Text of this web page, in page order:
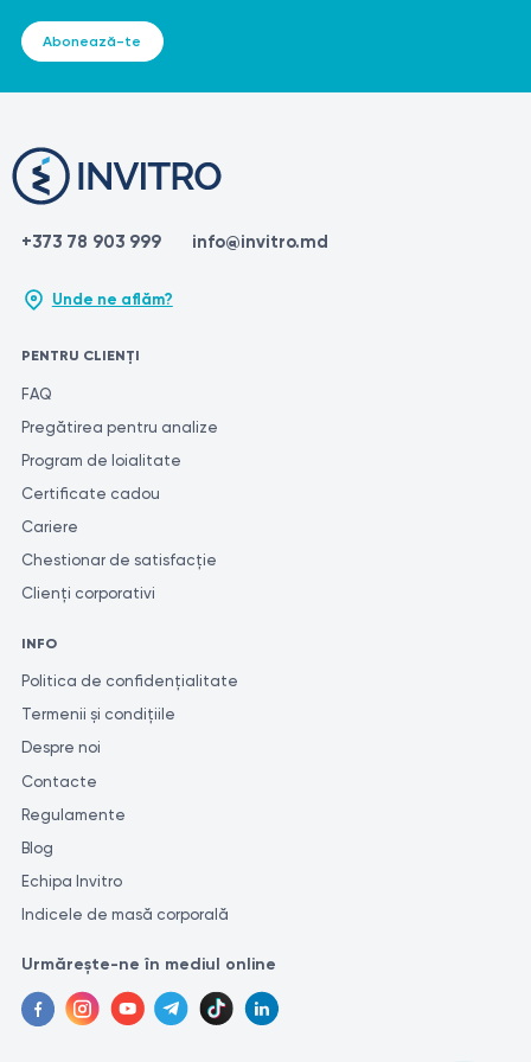
diagnostice. Numai un specialist calificat poate pune un
a obține o evaluare cât mai precisă și consecventă a rezultatelor
Acest lucru se datorează faptului că diferite laboratoare pot
utiliza metode și unități de măsură diferite pentru efectuarea de
Abonează-te
+373 78 903 999 info@invitro.md
Unde ne aflăm?
PENTRU CLIENȚI
FAQ
Pregătirea pentru analize
Program de loialitate
Certificate cadou
Cariere
Chestionar de satisfacție
Clienți corporativi
INFO
Politica de confidențialitate
Termenii și condițiile
Despre noi
Contacte
Regulamente
Blog
Echipa Invitro
Indicele de masă corporală
Urmărește-ne în mediul online